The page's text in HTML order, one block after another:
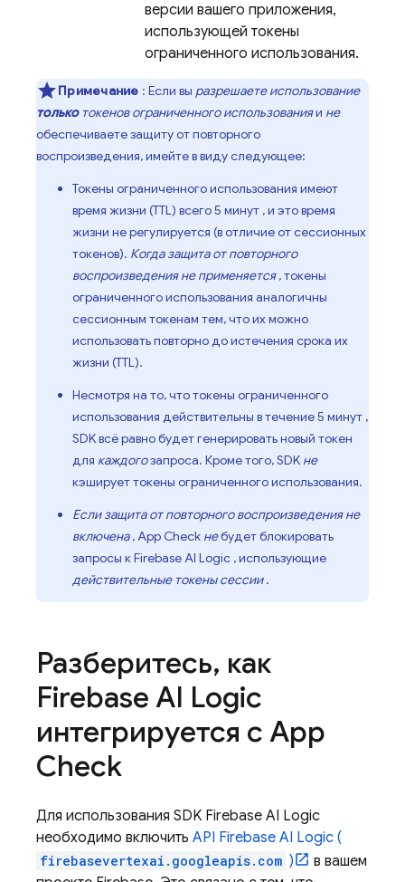
версии вашего приложения,
использующей токены
ограниченного использования.
Примечание : Если вы разрешаете использование
толькотокенов ограниченного использованияи не
обеспечиваете защиту от повторного
воспроизведения, имейте в виду следующее:
Токены ограниченного использования имеют
время жизни (TTL) всего5 минут , и это время
жизни не регулируется (в отличие от сессионных
токенов). Когда защита от повторного
воспроизведения не применяется, токены
ограниченного использования аналогичны
сессионным токенам тем, что их можно
использовать повторно до истечения срока их
жизни (TTL).
Несмотря на то, что токены ограниченного
использования действительны в течение5 минут ,
SDK всё равно будет генерировать новый токен
для каждогозапроса. Кроме того, SDK не
кэширует токены ограниченного использования.
Если защита от повторного воспроизведения не
включена,App Check небудет блокировать
запросы кFirebase AI Logic , использующие
действительные токены сессии.
Разберитесь, как
Firebase AI Logic
интегрируется с App
Check
Для использования SDK Firebase AI Logic
необходимо включить API Firebase AI Logic (
firebasevertexai.googleapis.com )
в вашем